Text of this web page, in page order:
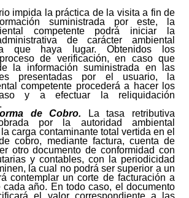
impida la práctica de la visita a fin de
suministrada por este, la
competente podrá iniciar la
de carácter ambiental
a que haya lugar. Obtenidos los
de verificación, en caso que
la información suministrada en las
presentadas por el usuario, la
competente procederá a hacer los
y a efectuar la reliquidación
de Cobro.
La tasa retributiva
por la autoridad ambiental
carga contaminante total vertida en el
cobro, mediante factura, cuenta de
otro documento de conformidad con
y contables, con la periodicidad
la cual no podrá ser superior a un
contemplar un corte de facturación a
año. En todo caso, el documento
el valor correspondiente a las